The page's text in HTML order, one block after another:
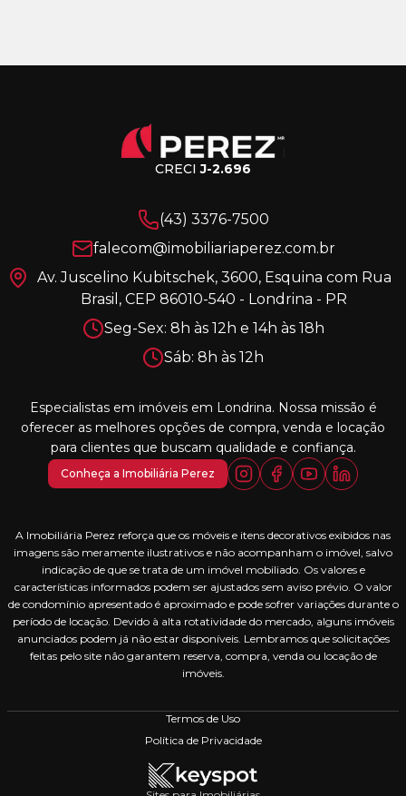
CRECIJ-2.696
(43) 3376-7500
falecom@imobiliariaperez.com.br
Av. Juscelino Kubitschek, 3600, Esquina com Rua
Brasil, CEP 86010-540 - Londrina - PR
Seg-Sex: 8h às 12h e 14h às 18h
Sáb: 8h às 12h
Especialistas em imóveis em Londrina. Nossa missão é
oferecer as melhores opções de compra, venda e locação
para clientes que buscam qualidade e confiança.
Conheça a Imobiliária Perez
A Imobiliária Perez reforça que os móveis e itens decorativos exibidos nas
imagens são meramente ilustrativos e não acompanham o imóvel, salvo
indicação de que se trata de um imóvel mobiliado. Os valores e
características informados podem ser ajustados sem aviso prévio. O valor
de condomínio apresentado é aproximado e pode sofrer variações durante o
período de locação. Devido à alta rotatividade do mercado, alguns imóveis
anunciados podem já não estar disponíveis. Lembramos que solicitações
feitas pelo site não garantem reserva, compra, venda ou locação de
imóveis.
Termos de Uso
Política de Privacidade